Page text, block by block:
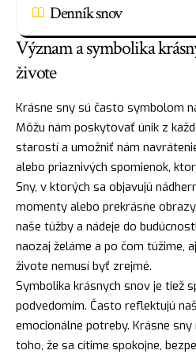
Denník snov
Význam a symbolika
živote
Krásne sny sú často symbolom
Môžu nám poskytovať únik z
starostí a umožniť nám
alebo priaznivých spomienok,
Sny, v ktorých sa objavujú
momenty alebo prekrásne
naše túžby a nádeje do
naozaj želáme a po čom túžime,
živote nemusí byť zrejmé.
Symbolika krásnych snov je tiež
podvedomím. Často reflektujú
emocionálne potreby. Krásne
toho, že sa cítime spokojne,